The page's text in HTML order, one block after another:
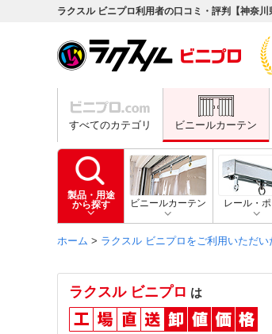
ラクスル ビニプロ利用者の口コミ・評判【神奈川
すべてのカテゴリ ビニールカーテン
製品・用途
から探す
ビニールカーテン レール・
ホーム > ラクスル ビニプロをご利用いただ
ラクスル ビニプロ は